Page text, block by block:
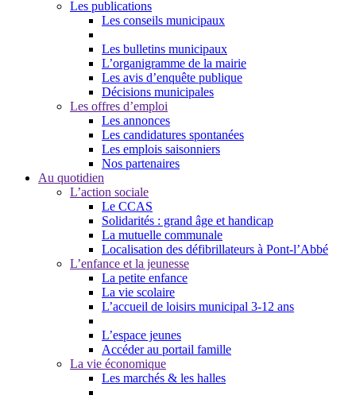
Les publications
Les conseils municipaux
Les bulletins municipaux
L’organigramme de la mairie
Les avis d’enquête publique
Décisions municipales
Les offres d’emploi
Les annonces
Les candidatures spontanées
Les emplois saisonniers
Nos partenaires
Au quotidien
L’action sociale
Le CCAS
Solidarités : grand âge et handicap
La mutuelle communale
Localisation des défibrillateurs à Pont-l’Abbé
L’enfance et la jeunesse
La petite enfance
La vie scolaire
L’accueil de loisirs municipal 3-12 ans
L’espace jeunes
Accéder au portail famille
La vie économique
Les marchés & les halles